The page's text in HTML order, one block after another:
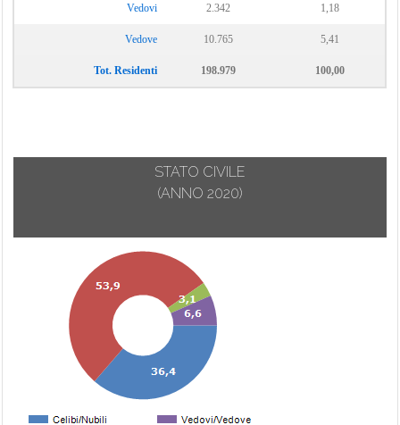
Vedovi 2.342 1,18
Vedove 10.765 5,41
Tot. Residenti 198.979 100,00
STATO CIVILE
(ANNO 2020)